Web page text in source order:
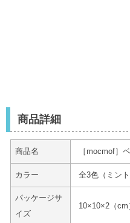
商品詳細
商品名 ［mocmof］
カラー 全3色（ミン
パッケージサ
イズ
10×10×2（cm